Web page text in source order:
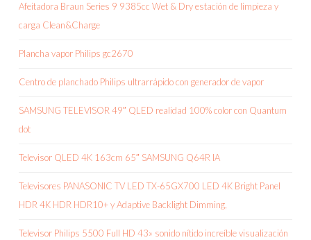
Afeitadora Braun Series 9 9385cc Wet & Dry estación de limpieza y
carga Clean&Charge
Plancha vapor Philips gc2670
Centro de planchado Philips ultrarrápido con generador de vapor
SAMSUNG TELEVISOR 49″ QLED realidad 100% color con Quantum
dot
Televisor QLED 4K 163cm 65″ SAMSUNG Q64R IA
Televisores PANASONIC TV LED TX-65GX700 LED 4K Bright Panel
HDR 4K HDR HDR10+ y Adaptive Backlight Dimming,
Televisor Philips 5500 Full HD 43» sonido nítido increíble visualización